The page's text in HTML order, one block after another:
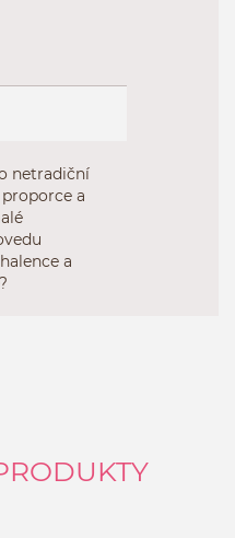
netradiční
a
a